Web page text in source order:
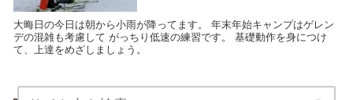
大晦日の今日は朝から小雨が降ってます。 年末年始キャンプはゲレン
デの混雑も考慮して がっちり低速の練習です。 基礎動作を身につけ
て、上達をめざしましょう。